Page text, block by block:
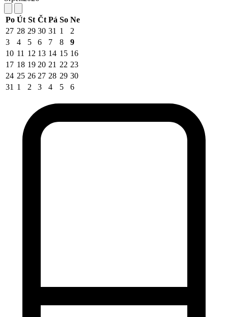
Po Út St Čt Pá So Ne
27 28 29 30 31 1
2
3
4 5 6 7 8
9
10 11 12 13 14 15 16
17 18 19 20 21 22 23
24 25 26 27 28 29 30
31 1 2 3 4 5 6